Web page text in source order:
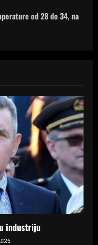
od 28 do 34, na
industriju